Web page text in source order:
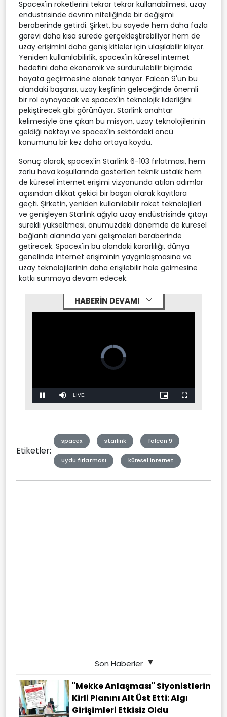
Spacex'in roketlerini tekrar tekrar kullanabilmesi, uzay
endüstrisinde devrim niteliğinde bir değişimi
beraberinde getirdi. Şirket, bu sayede hem daha fazla
görevi daha kısa sürede gerçekleştirebiliyor hem de
uzay erişimini daha geniş kitleler için ulaşılabilir kılıyor.
Yeniden kullanılabilirlik, spacex'in küresel internet
hedefini daha ekonomik ve sürdürülebilir biçimde
hayata geçirmesine olanak tanıyor. Falcon 9'un bu
alandaki başarısı, uzay keşfinin geleceğinde önemli
bir rol oynayacak ve spacex'in teknolojik liderliğini
pekiştirecek gibi görünüyor. Starlink anahtar
kelimesiyle öne çıkan bu misyon, uzay teknolojilerinin
geldiği noktayı ve spacex'in sektördeki öncü
konumunu bir kez daha ortaya koydu.
Sonuç olarak, spacex'in Starlink 6-103 fırlatması, hem
zorlu hava koşullarında gösterilen teknik ustalık hem
de küresel internet erişimi vizyonunda atılan adımlar
açısından dikkat çekici bir başarı olarak kayıtlara
geçti. Şirketin, yeniden kullanılabilir roket teknolojileri
ve genişleyen Starlink ağıyla uzay endüstrisinde çıtayı
sürekli yükseltmesi, önümüzdeki dönemde de küresel
bağlantı alanında yeni gelişmeleri beraberinde
getirecek. Spacex'in bu alandaki kararlılığı, dünya
genelinde internet erişiminin yaygınlaşmasına ve
uzay teknolojilerinin daha erişilebilir hale gelmesine
katkı sunmaya devam edecek.
HABERİN DEVAMI
Video
Player
is
loading.
Pause Mute Stream
LIVE
Picture-
in-
Fullscreen
Etiketler:
spacex starlink falcon 9
uydu fırlatması küresel internet
Son Haberler
"Mekke Anlaşması" Siyonistlerin
Kirli Planını Alt Üst Etti: Algı
Girişimleri Etkisiz Oldu